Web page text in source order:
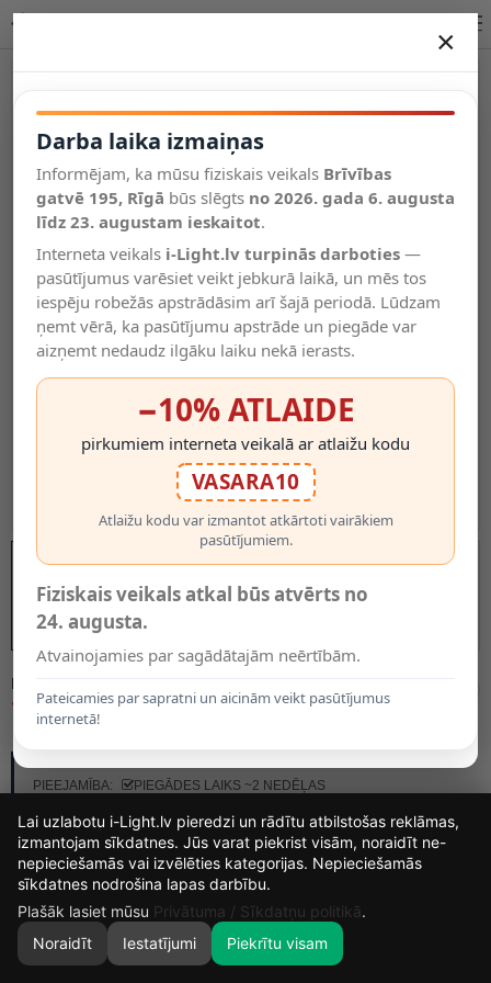
Salīdzināt
Vēlmju
saraksts
Valodas
0
MODELIS:
71.95€
PIEEJAMĪBA:
PIEGĀDES LAIKS ~2 NEDĒĻAS
×
Darba laika izmaiņas
Informējam, ka mūsu fiziskais veikals Brīvības
gatvē 195, Rīgā būs slēgts no 2026. gada 6. augusta
līdz 23. augustam ieskaitot.
Interneta veikals i-Light.lv turpinās darboties —
pasūtījumus varēsiet veikt jebkurā laikā, un mēs tos
iespēju robežās apstrādāsim arī šajā periodā. Lūdzam
ņemt vērā, ka pasūtījumu apstrāde un piegāde var
aizņemt nedaudz ilgāku laiku nekā ierasts.
−10% ATLAIDE
pirkumiem interneta veikalā ar atlaižu kodu
VASARA10
Atlaižu kodu var izmantot atkārtoti vairākiem
pasūtījumiem.
Fiziskais veikals atkal būs atvērts no
24. augusta.
Atvainojamies par sagādātajām neērtībām.
Pateicamies par sapratni un aicinām veikt pasūtījumus
internetā!
13
DIENAS
16
STUNDAS
53
MIN.
18
Lai uzlabotu i-Light.lv pieredzi un rādītu atbilstošas reklāmas,
izmantojam sīkdatnes. Jūs varat piekrist visām, noraidīt ne-
nepieciešamās vai izvēlēties kategorijas. Nepieciešamās
sīkdatnes nodrošina lapas darbību.
Plašāk lasiet mūsu Privātuma / Sīkdatņu politikā.
Noraidīt
Iestatījumi Piekrītu visam